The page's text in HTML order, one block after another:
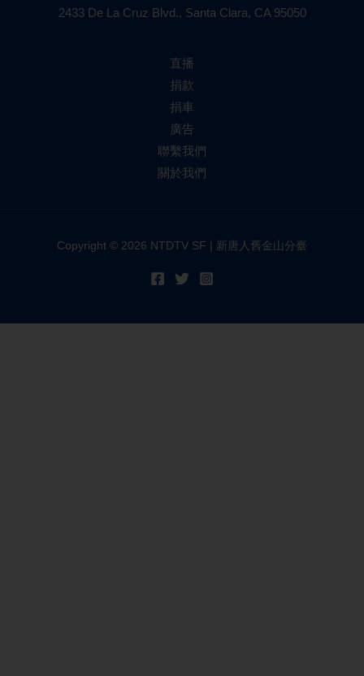
2433 De La Cruz Blvd., Santa Clara, CA 95050
直播
捐款
捐車
廣告
聯繫我們
關於我們
Copyright © 2026 NTDTV SF | 新唐人舊金山分臺